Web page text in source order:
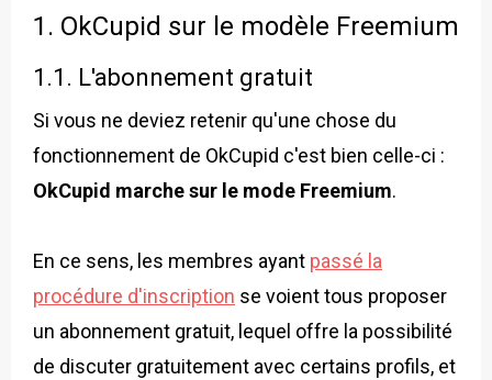
1. OkCupid sur le modèle Freemium
1.1. L'abonnement gratuit
Si vous ne deviez retenir qu'une chose du
fonctionnement de OkCupid c'est bien celle-ci :
OkCupid marche sur le mode Freemium.
En ce sens, les membres ayant passé la
procédure d'inscription se voient tous proposer
un abonnement gratuit, lequel offre la possibilité
de discuter gratuitement avec certains profils, et